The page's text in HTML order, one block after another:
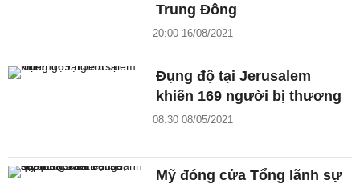
Trung Đông
20:00 16/08/2021
Đụng độ tại Jerusalem
khiến 169 người bị thương
08:30 08/05/2021
Mỹ đóng cửa Tổng lãnh sự